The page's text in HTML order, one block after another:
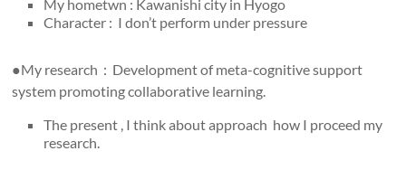
My hometwn : Kawanishi city in Hyogo
Character : I don’t perform under pressure
●My research：Development of meta-cognitive support
system promoting collaborative learning.
The present , I think about approach how I proceed my
research.